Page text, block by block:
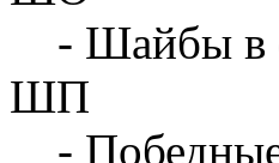
- Шайбы в
ШП
-